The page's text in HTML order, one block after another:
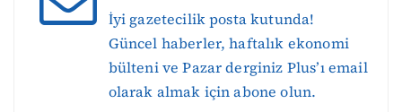
İyi gazetecilik posta kutunda!
Güncel haberler, haftalık ekonomi
bülteni ve Pazar derginiz Plus’ı email
olarak almak için abone olun.